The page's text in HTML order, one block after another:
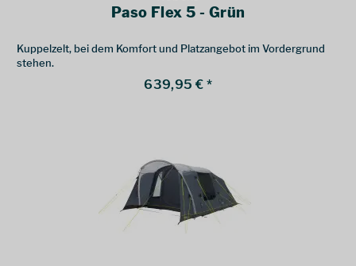
Paso Flex 5 - Grün
Kuppelzelt, bei dem Komfort und Platzangebot im Vordergrund
stehen.
639,95 € *